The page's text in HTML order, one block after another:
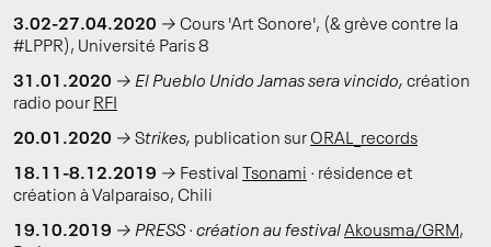
3.02-27.04.2020 → Cours 'Art Sonore', (& grève contre la
#LPPR), Université Paris 8
31.01.2020 → El Pueblo Unido Jamas sera vincido, création
radio pour RFI
20.01.2020 → Strikes, publication surORAL_records
18.11-8.12.2019 → Festival Tsonami · résidence et
création à Valparaiso, Chili
19.10.2019 → PRESS · création au festivalAkousma/GRM,